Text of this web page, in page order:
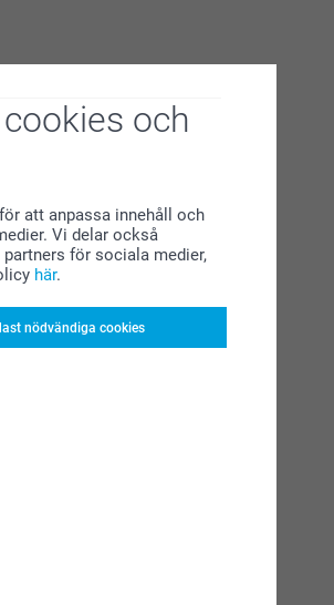
och
att anpassa innehåll och
Vi delar också
för sociala medier,
här.
nödvändiga cookies